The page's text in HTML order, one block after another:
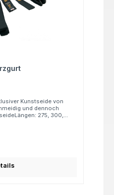
Kunstseide von
und dennoch
275, 300,